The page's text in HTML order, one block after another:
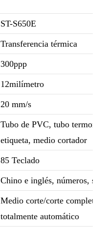
ST-S650E
Transferencia térmica
300ppp
12milímetro
20 mm/s
Tubo de PVC, tubo
etiqueta, medio cortador
85 Teclado
Chino e inglés, números,
Medio corte/corte completo
totalmente automático